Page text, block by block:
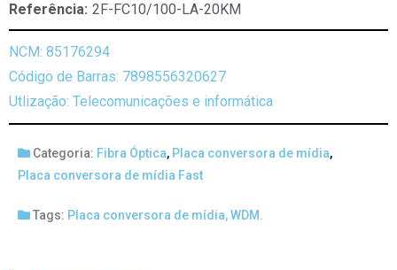
Referência: 2F-FC10/100-LA-20KM
NCM: 85176294
Código de Barras: 7898556320627
Utlização: Telecomunicações e informática
Categoria: Fibra Óptica, Placa conversora de mídia,
Placa conversora de mídia Fast
Tags: Placa conversora de mídia,WDM.